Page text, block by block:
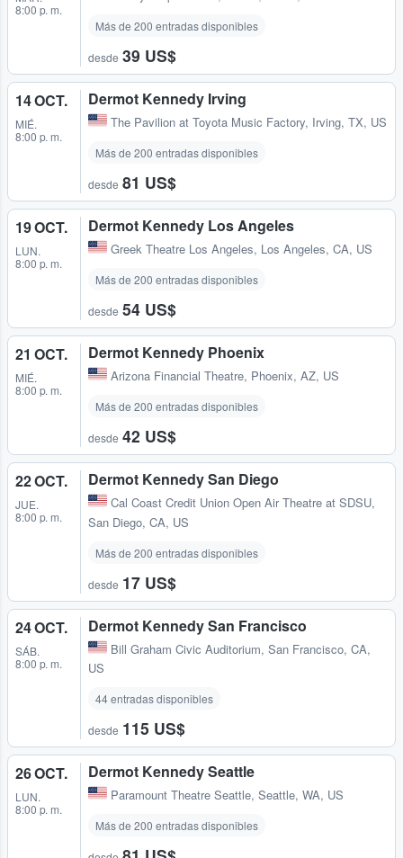
8:00 p. m.
Más de 200 entradas disponibles
desde 39 US$
14 OCT.
MIÉ.
8:00 p. m.
Dermot Kennedy Irving
The Pavilion at Toyota Music Factory, Irving, TX, US
Más de 200 entradas disponibles
desde 81 US$
19 OCT.
LUN.
8:00 p. m.
Dermot Kennedy Los Angeles
Greek Theatre Los Angeles, Los Angeles, CA, US
Más de 200 entradas disponibles
desde 54 US$
21 OCT.
MIÉ.
8:00 p. m.
Dermot Kennedy Phoenix
Arizona Financial Theatre, Phoenix, AZ, US
Más de 200 entradas disponibles
desde 42 US$
22 OCT.
JUE.
8:00 p. m.
Dermot Kennedy San Diego
Cal Coast Credit Union Open Air Theatre at SDSU,
San Diego, CA, US
Más de 200 entradas disponibles
desde 17 US$
24 OCT.
SÁB.
8:00 p. m.
Dermot Kennedy San Francisco
Bill Graham Civic Auditorium, San Francisco, CA,
US
44 entradas disponibles
desde 115 US$
26 OCT.
LUN.
8:00 p. m.
Dermot Kennedy Seattle
Paramount Theatre Seattle, Seattle, WA, US
Más de 200 entradas disponibles